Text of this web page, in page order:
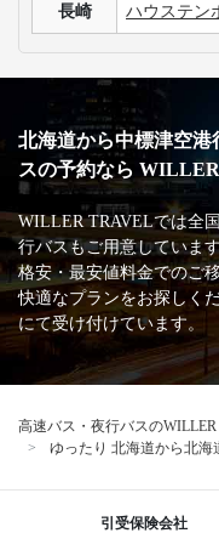
長崎 ハウステン
北海道から中標津空
スの予約なら
WILLER TRAVELでは全
行バスもご用意していま
格安・最安値料金でのご
快適なプランをお探しく
にて受け付けています。
高速バス・夜行バスのWILLER
ゆったり 北海道から北
引受保険会社